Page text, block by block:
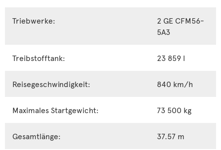
Triebwerke:
2 GE CFM56-
5A3
Treibstofftank: 23 859 l
Reisegeschwindigkeit: 840 km/h
Maximales Startgewicht: 73 500 kg
Gesamtlänge: 37.57 m